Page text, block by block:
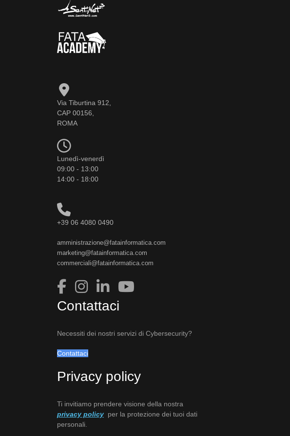
Via Tiburtina 912,
CAP 00156,
ROMA
Lunedì-venerdì
09:00 - 13:00
14:00 - 18:00
+39 06 4080 0490
amministrazione@fatainformatica.com
marketing@fatainformatica.com
commerciali@fatainformatica.com
Contattaci
Necessiti dei nostri servizi di Cybersecurity?
Contattaci
Privacy policy
Ti invitiamo prendere visione della nostra
privacy policy per la protezione dei tuoi dati
personali.